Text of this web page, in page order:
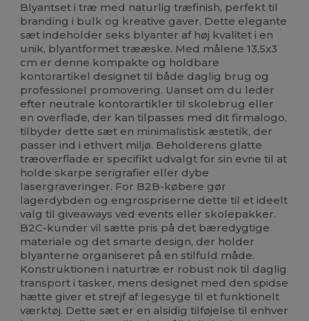
Blyantset i træ med naturlig træfinish, perfekt til
branding i bulk og kreative gaver. Dette elegante
sæt indeholder seks blyanter af høj kvalitet i en
unik, blyantformet trææske. Med målene 13,5x3
cm er denne kompakte og holdbare
kontorartikel designet til både daglig brug og
professionel promovering. Uanset om du leder
efter neutrale kontorartikler til skolebrug eller
en overflade, der kan tilpasses med dit firmalogo,
tilbyder dette sæt en minimalistisk æstetik, der
passer ind i ethvert miljø. Beholderens glatte
træoverflade er specifikt udvalgt for sin evne til at
holde skarpe serigrafier eller dybe
lasergraveringer. For B2B-købere gør
lagerdybden og engrospriserne dette til et ideelt
valg til giveaways ved events eller skolepakker.
B2C-kunder vil sætte pris på det bæredygtige
materiale og det smarte design, der holder
blyanterne organiseret på en stilfuld måde.
Konstruktionen i naturtræ er robust nok til daglig
transport i tasker, mens designet med den spidse
hætte giver et strejf af legesyge til et funktionelt
værktøj. Dette sæt er en alsidig tilføjelse til enhver